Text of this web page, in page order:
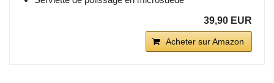
39,90 EUR
Acheter sur Amazon